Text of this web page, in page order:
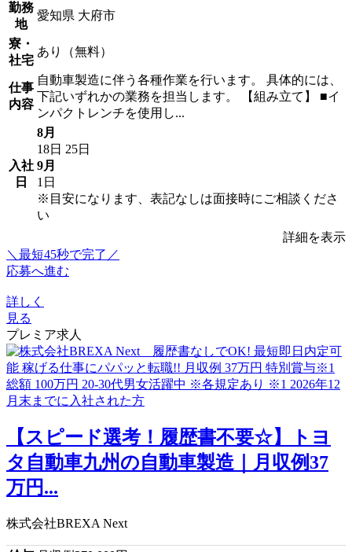
勤務
地
愛知県 大府市
寮・
社宅
あり（無料）
仕事
内容
自動車製造に伴う各種作業を行います。 具体的には、
下記いずれかの業務を担当します。 【組み立て】 ■イ
ンパクトレンチを使用し...
入社
日
8月
18日 25日
9月
1日
※目安になります、表記なしは面接時にご相談くださ
い
詳細を表示
＼最短45秒で完了／
応募へ進む
詳しく
見る
プレミア求人
【スピード選考！履歴書不要☆】トヨ
タ自動車九州の自動車製造｜月収例37
万円...
株式会社BREXA Next